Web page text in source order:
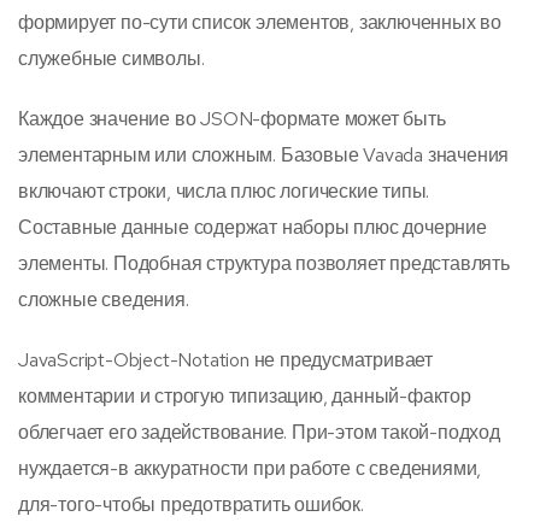
формирует по-сути список элементов, заключенных во
служебные символы.
Каждое значение во JSON-формате может быть
элементарным или сложным. Базовые Vavada значения
включают строки, числа плюс логические типы.
Составные данные содержат наборы плюс дочерние
элементы. Подобная структура позволяет представлять
сложные сведения.
JavaScript-Object-Notation не предусматривает
комментарии и строгую типизацию, данный-фактор
облегчает его задействование. При-этом такой-подход
нуждается-в аккуратности при работе с сведениями,
для-того-чтобы предотвратить ошибок.